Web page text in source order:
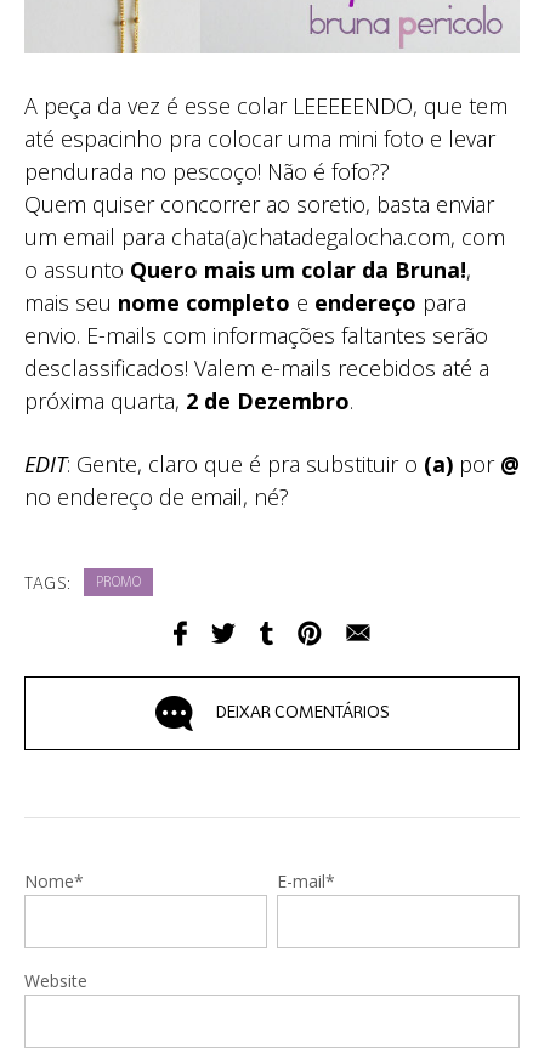
A peça da vez é esse colar LEEEEENDO, que tem
até espacinho pra colocar uma mini foto e levar
pendurada no pescoço! Não é fofo??
Quem quiser concorrer ao soretio, basta enviar
um email para chata(a)chatadegalocha.com, com
o assunto Quero mais um colar da Bruna!,
mais seu nome completo e endereço para
envio. E-mails com informações faltantes serão
desclassificados! Valem e-mails recebidos até a
próxima quarta, 2 de Dezembro.
EDIT: Gente, claro que é pra substituir o (a) por @
no endereço de email, né?
TAGS: PROMO
DEIXAR COMENTÁRIOS
Nome* E-mail*
Website